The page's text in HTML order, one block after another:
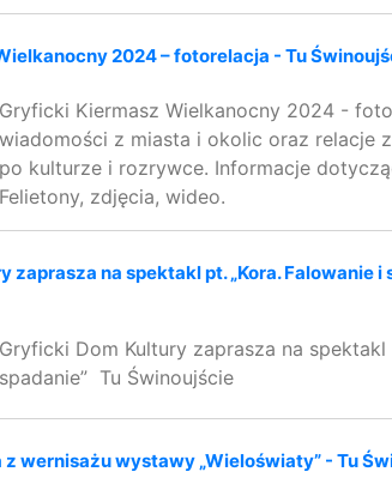
2024 – fotorelacja - Tu
Gryficki Kiermasz Wielkanocny 2024 -
wiadomości z miasta i okolic oraz relacje
po kulturze i rozrywce. Informacje
Felietony, zdjęcia, wideo.
zaprasza na spektakl pt. „Kora. Falowanie i
Gryficki Dom Kultury zaprasza na spektakl
spadanie” Tu Świnoujście
wernisażu wystawy „Wieloświaty” - Tu